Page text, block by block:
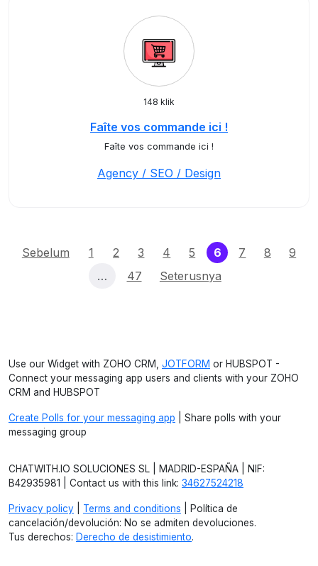
148 klik
Faîte vos commande ici !
Faîte vos commande ici !
Agency / SEO / Design
Sebelum 1 2 3 4 5 6(current)
7 8
9
…
47 Seterusnya
Use our Widget with ZOHO CRM, JOTFORM or HUBSPOT -
Connect your messaging app users and clients with your ZOHO
CRM and HUBSPOT
Create Polls for your messaging app | Share polls with your
messaging group
CHATWITH.IO SOLUCIONES SL | MADRID-ESPAÑA | NIF:
B42935981 | Contact us with this link: 34627524218
Privacy policy Terms and conditions | Política de
cancelación/devolución: No se admiten devoluciones.
Tus derechos: Derecho de desistimiento.